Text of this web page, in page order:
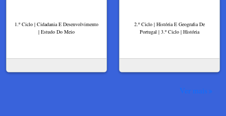
1.º Ciclo | Cidadania E Desenvolvimento
| Estudo Do Meio
2.º Ciclo | História E Geografia De
Portugal | 3.º Ciclo | História
Ver mais